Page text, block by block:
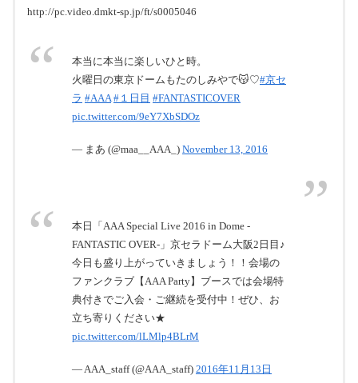
http://pc.video.dmkt-sp.jp/ft/s0005046
本当に本当に楽しいひと時。
火曜日の東京ドームもたのしみやで😽♡#京セ
ラ #AAA #１日目 #FANTASTICOVER
pic.twitter.com/9eY7XbSDOz
— まあ (@maa__AAA_) November 13, 2016
本日「AAA Special Live 2016 in Dome -
FANTASTIC OVER-」京セラドーム大阪2日目♪
今日も盛り上がっていきましょう！！会場の
ファンクラブ【AAA Party】ブースでは会場特
典付きでご入会・ご継続を受付中！ぜひ、お
立ち寄りください★
pic.twitter.com/lLMlp4BLrM
— AAA_staff (@AAA_staff) 2016年11月13日